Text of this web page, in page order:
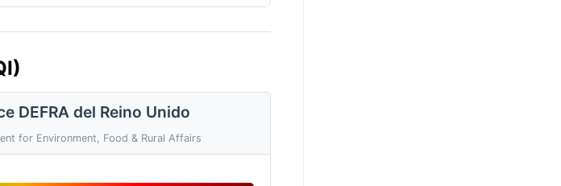
DEFRA del Reino Unido
for Environment, Food & Rural Affairs